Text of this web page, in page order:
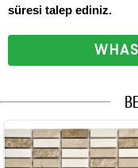
süresi talep ediniz.